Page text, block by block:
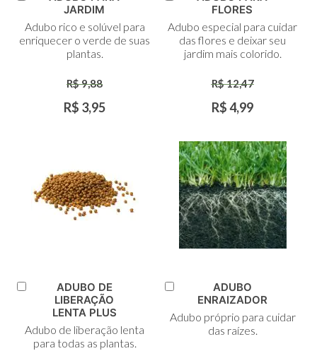
Carrinho
JARDIM
Adubo rico e solúvel para
enriquecer o verde de suas
plantas.
R$ 9,88
R$ 3,95
Adicionar
Carrinho
FLORES
Adubo especial para cuidar
das flores e deixar seu
jardim mais colorido.
R$ 12,47
R$ 4,99
Adicionar
ADUBO DE
LIBERAÇÃO
LENTA PLUS
Adubo de liberação lenta
para todas as plantas.
Adicionar
Carrinho
ADUBO
ENRAIZADOR
Adubo próprio para cuidar
das raízes.